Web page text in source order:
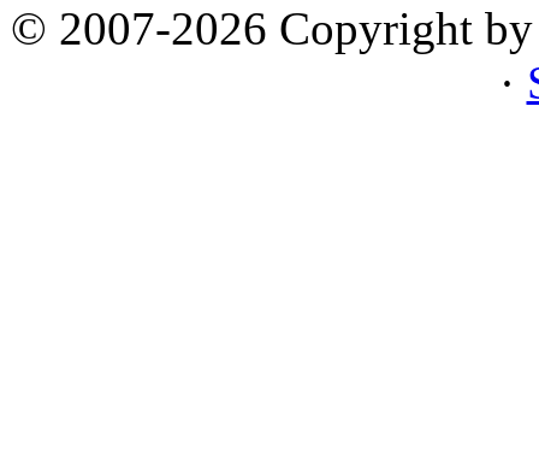
© 2007-2026 Copyright
·